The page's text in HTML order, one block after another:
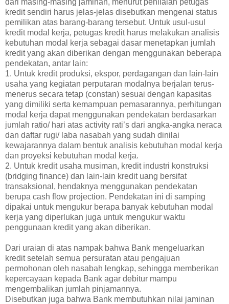
kredit sendiri harus jelas-jelas disebutkan mengenai status
pemilikan atas barang-barang tersebut. Untuk usul-usul
kredit modal kerja, petugas kredit harus melakukan analisis
kebutuhan modal kerja sebagai dasar menetapkan jumlah
kredit yang akan diberikan dengan menggunakan beberapa
pendekatan, antar lain:
1. Untuk kredit produksi, ekspor, perdagangan dan lain-lain
usaha yang kegiatan perputaran modalnya berjalan terus-
menerus secara tetap (constan) sesuai dengan kapasitas
yang dimiliki serta kemampuan pemasarannya, perhitungan
modal kerja dapat menggunakan pendekatan berdasarkan
jumlah ratio/ hari atas activity rati’s dari angka-angka neraca
dan daftar rugi/ laba nasabah yang sudah dinilai
kewajarannya dalam bentuk analisis kebutuhan modal kerja
dan proyeksi kebutuhan modal kerja.
2. Untuk kredit usaha musiman, kredit industri konstruksi
(bridging finance) dan lain-lain kredit uang bersifat
transaksional, hendaknya menggunakan pendekatan
berupa cash flow projection. Pendekatan ini di samping
dipakai untuk mengukur berapa banyak kebutuhan modal
kerja yang diperlukan juga untuk mengukur waktu
penggunaan kredit yang akan diberikan.
Dari uraian di atas nampak bahwa Bank mengeluarkan
kredit setelah semua persuratan atau pengajuan
permohonan oleh nasabah lengkap, sehingga memberikan
kepercayaan kepada Bank agar debitur mampu
mengembalikan jumlah pinjamannya.
Disebutkan juga bahwa Bank membutuhkan nilai jaminan